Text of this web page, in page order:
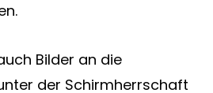
Bilder an die
der Schirmherrschaft